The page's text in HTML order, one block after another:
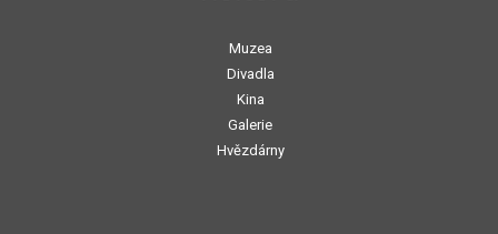
Muzea
Divadla
Kina
Galerie
Hvězdárny